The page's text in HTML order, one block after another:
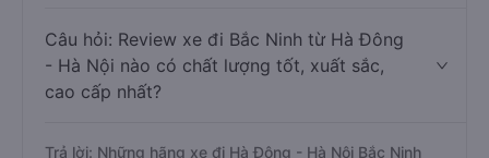
Trả lời: Chuyến xe có giờ xuất phát trễ (muộn) nhất là
vào lúc 20:00 là của nhà xe Tùng Tuấn Limousine.
- Hà Nội nào có chất lượng tốt, xuất sắc,